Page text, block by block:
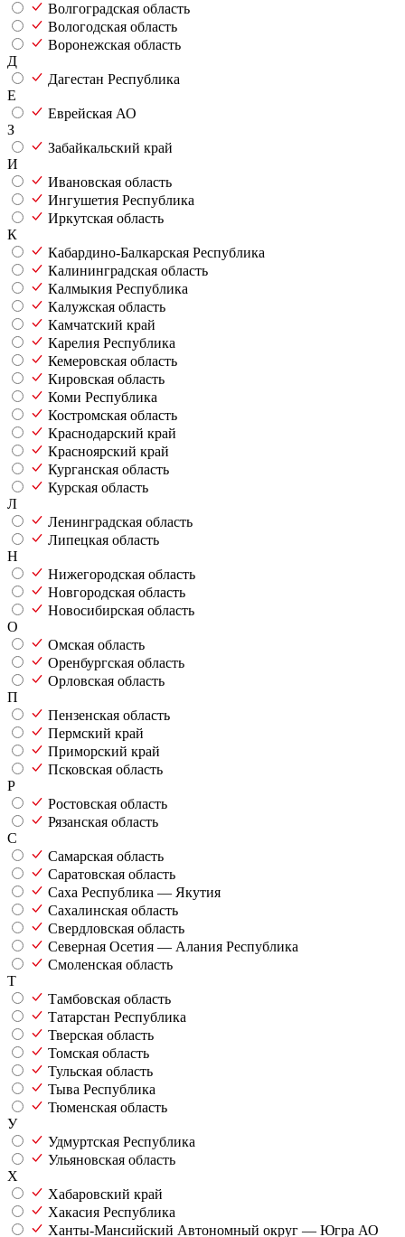
Волгоградская область
Вологодская область
Воронежская область
Д
Дагестан Республика
Е
Еврейская АО
З
Забайкальский край
И
Ивановская область
Ингушетия Республика
Иркутская область
К
Кабардино-Балкарская Республика
Калининградская область
Калмыкия Республика
Калужская область
Камчатский край
Карелия Республика
Кемеровская область
Кировская область
Коми Республика
Костромская область
Краснодарский край
Красноярский край
Курганская область
Курская область
Л
Ленинградская область
Липецкая область
Н
Нижегородская область
Новгородская область
Новосибирская область
О
Омская область
Оренбургская область
Орловская область
П
Пензенская область
Пермский край
Приморский край
Псковская область
Р
Ростовская область
Рязанская область
С
Самарская область
Саратовская область
Саха Республика — Якутия
Сахалинская область
Свердловская область
Северная Осетия — Алания Республика
Смоленская область
Т
Тамбовская область
Татарстан Республика
Тверская область
Томская область
Тульская область
Тыва Республика
Тюменская область
У
Удмуртская Республика
Ульяновская область
Х
Хабаровский край
Хакасия Республика
Ханты-Мансийский Автономный округ — Югра АО